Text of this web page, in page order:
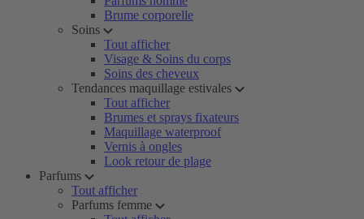
Brume corporelle
Soins
Tout afficher
Visage & Soins du corps
Soins des cheveux
Tendances maquillage estivales
Tout afficher
Brumes et sprays fixateurs
Maquillage waterproof
Vernis à ongles
Look retour de plage
Parfums
Tout afficher
Parfums femme